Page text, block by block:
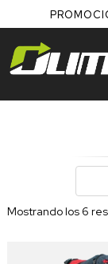
Mostrando los 6